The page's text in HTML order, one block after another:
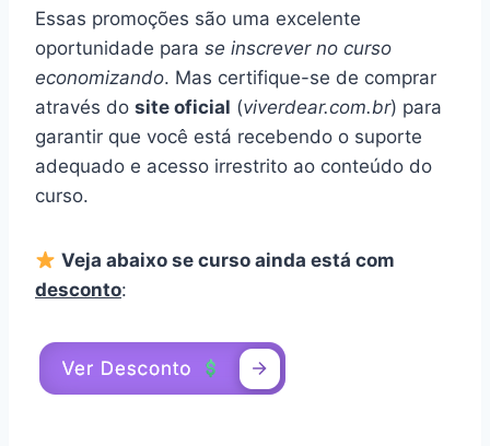
Essas promoções são uma excelente
oportunidade para se inscrever no curso
economizando. Mas certifique-se de comprar
através do site oficial (viverdear.com.br) para
garantir que você está recebendo o suporte
adequado e acesso irrestrito ao conteúdo do
curso.
Veja abaixo se curso ainda está com
desconto: